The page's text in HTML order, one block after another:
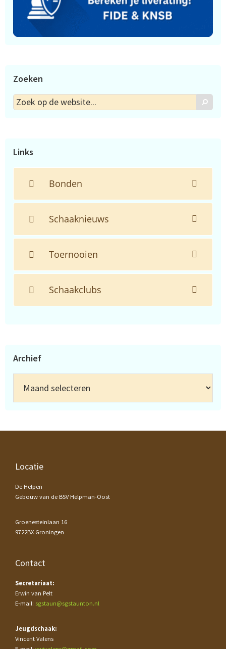
Zoeken
Zoek
op
Zoek
Links
Bonden
Schaaknieuws
Toernooien
Schaakclubs
Archief
Footer
Locatie
De Helpen
Gebouw van de BSV Helpman-Oost
Groenesteinlaan 16
9722BX Groningen
Contact
Secretariaat:
Erwin van Pelt
E-mail: sgstaun@sgstaunton.nl
Jeugdschaak:
Vincent Valens